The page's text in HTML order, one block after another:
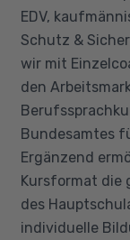
EDV,
Schutz &
wir mit
den
Bundesamtes
Ergänzend
Kursformat die
des
individuelle